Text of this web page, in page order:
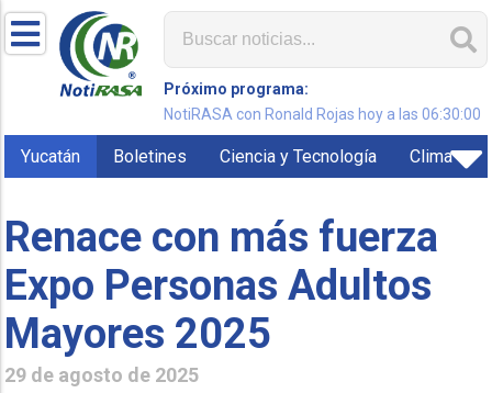
Próximo programa:
NotiRASA con Ronald Rojas hoy a las 06:30:00
Yucatán Boletines Ciencia y Tecnología Clima
Renace con más fuerza
Expo Personas Adultos
Mayores 2025
29 de agosto de 2025